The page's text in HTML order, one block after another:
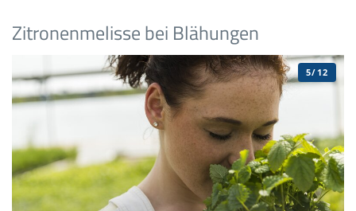
Zitronenmelisse bei Blähungen
5/12